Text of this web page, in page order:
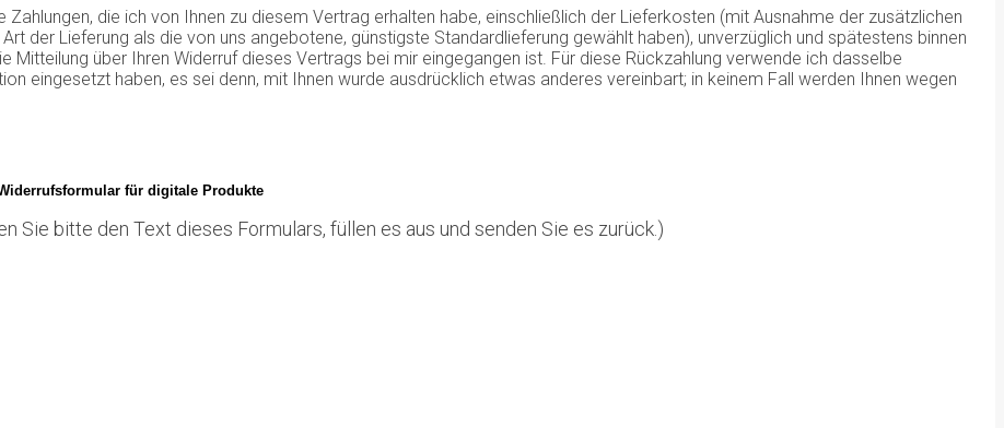
Zahlungen, die ich von Ihnen zu diesem Vertrag erhalten habe, einschließlich der Lieferkosten (mit Ausnahme der zusätzlichen
der Lieferung als die von uns angebotene, günstigste Standardlieferung gewählt haben), unverzüglich und spätestens binnen
Mitteilung über Ihren Widerruf dieses Vertrags bei mir eingegangen ist. Für diese Rückzahlung verwende ich dasselbe
eingesetzt haben, es sei denn, mit Ihnen wurde ausdrücklich etwas anderes vereinbart; in keinem Fall werden Ihnen wegen
für digitale Produkte
Sie bitte den Text dieses Formulars, füllen es aus und senden Sie es zurück.)